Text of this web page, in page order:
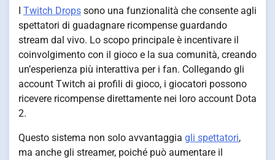
I Twitch Drops sono una funzionalità che consente agli
spettatori di guadagnare ricompense guardando
stream dal vivo. Lo scopo principale è incentivare il
coinvolgimento con il gioco e la sua comunità, creando
un’esperienza più interattiva per i fan. Collegando gli
account Twitch ai profili di gioco, i giocatori possono
ricevere ricompense direttamente nei loro account Dota
2.
Questo sistema non solo avvantaggia gli spettatori,
ma anche gli streamer, poiché può aumentare il